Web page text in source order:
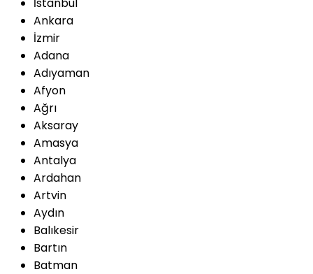
Ankara
İzmir
Adana
Adıyaman
Afyon
Ağrı
Aksaray
Amasya
Antalya
Ardahan
Artvin
Aydın
Balıkesir
Bartın
Batman